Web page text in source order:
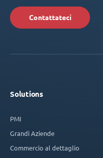
Contattateci
Solutions
PMI
Grandi Aziende
Commercio al dettaglio